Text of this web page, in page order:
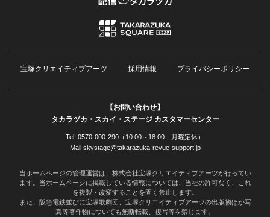
宝塚クリエイティブアーツ 採用情報 プライバシーポリシー
【お問い合わせ】
タカラヅカ・スカイ・ステージ カスタマーセンター
Tel. 0570-000-290（10:00～18:00 月曜定休）
Mail skystage@takarazuka-revue-support.jp
当ホームページの管理運営は、株式会社宝塚クリエイティブアーツが行ってい
ます。当ホームページに掲載している情報については、当社の許可なく、これ
を複製・改変することを固く禁止します。
また、阪急電鉄並びに宝塚歌劇団、宝塚クリエイティブアーツの出版物ほか写
真等著作物についても無断転載、複写等を禁じます。